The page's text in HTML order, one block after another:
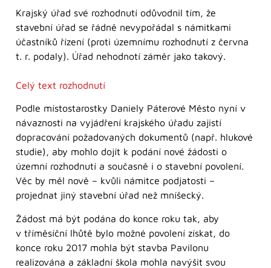
Krajský úřad své rozhodnutí odůvodnil tím, že
stavební úřad se řádně nevypořádal s námitkami
účastníků řízení (proti územnímu rozhodnutí z června
t. r. podaly). Úřad nehodnotí záměr jako takový.
Celý text rozhodnutí
Podle místostarostky Daniely Páterové Město nyní v
návaznosti na vyjádření krajského úřadu zajistí
dopracování požadovaných dokumentů (např. hlukové
studie), aby mohlo dojít k podání nové žádosti o
územní rozhodnutí a současně i o stavební povolení.
Věc by měl nově – kvůli námitce podjatosti –
projednat jiný stavební úřad než mníšecký.
Žádost má být podána do konce roku tak, aby
v tříměsíční lhůtě bylo možné povolení získat, do
konce roku 2017 mohla být stavba Pavilonu
realizována a základní škola mohla navýšit svou